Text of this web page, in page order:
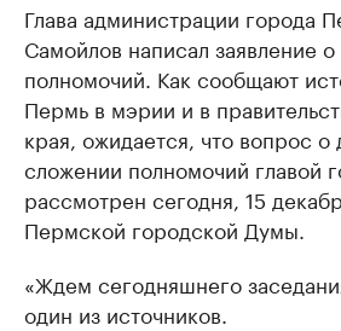
Глава администрации города
Самойлов написал заявление
полномочий. Как сообщают
Пермь в мэрии и в
края, ожидается, что вопрос
сложении полномочий главой
рассмотрен сегодня, 15
Пермской городской Думы.
«Ждем сегодняшнего
один из источников.